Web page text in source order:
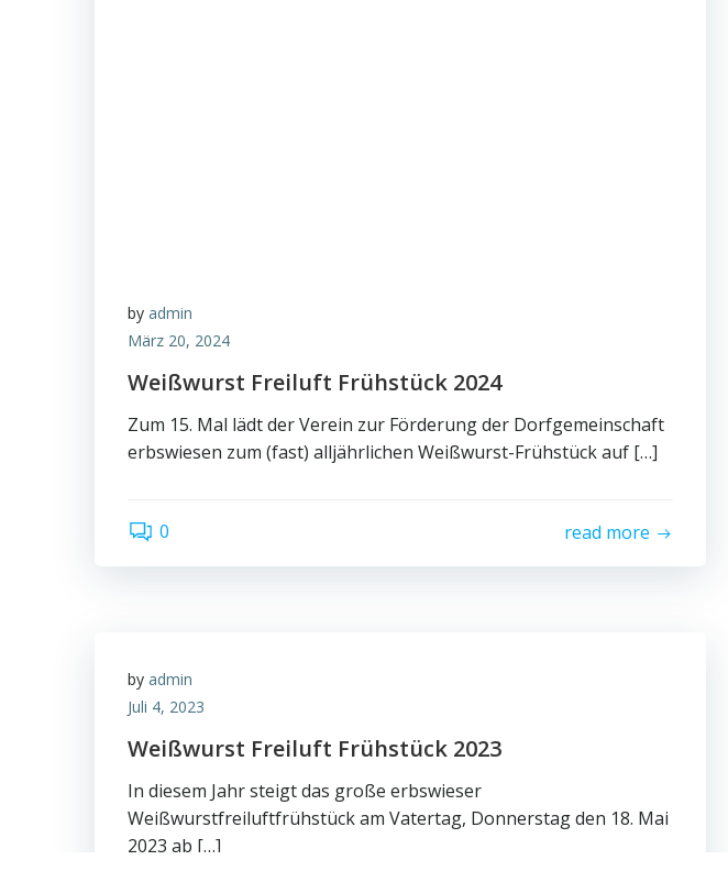
by admin
März 20, 2024
Weißwurst Freiluft Frühstück 2024
Zum 15. Mal lädt der Verein zur Förderung der Dorfgemeinschaft
erbswiesen zum (fast) alljährlichen Weißwurst-Frühstück auf […]
0 read more
by admin
Juli 4, 2023
Weißwurst Freiluft Frühstück 2023
In diesem Jahr steigt das große erbswieser
Weißwurstfreiluftfrühstück am Vatertag, Donnerstag den 18. Mai
2023 ab […]